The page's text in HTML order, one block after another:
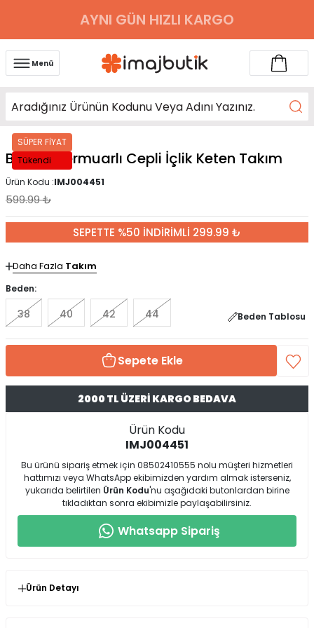
AYNI GÜN HIZLI KARGO
Menü
SÜPER FİYAT
Tükendi
Bisküvi Fermuarlı Cepli İçlik Keten Takım
Ürün Kodu :IMJ004451
599.99₺
SEPETTE %50 İNDİRİMLİ 299.99 ₺
Daha Fazla Takım
Beden:
38 40 42 44 Beden Tablosu
Sepete Ekle
2000 TL ÜZERİ KARGO BEDAVA
Ürün Kodu
IMJ004451
Bu ürünü sipariş etmek için 08502410555 nolu müşteri hizmetleri
hattımızı veya WhatsApp ekibimizden yardım almak isterseniz,
yukarıda belirtilen Ürün Kodu'nu aşağıdaki butonlardan birine
tıkladıktan sonra ekibimizle paylaşabilirsiniz.
Whatsapp Sipariş
Ürün Detayı